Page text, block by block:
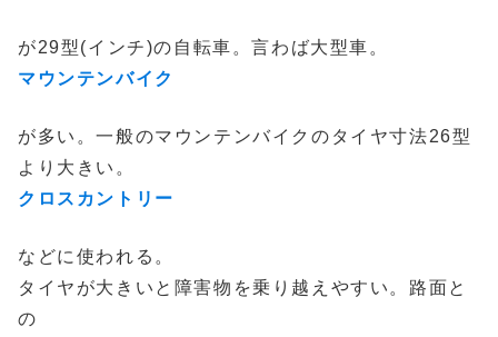
が29型(インチ)の自転車。言わば大型車。
マウンテンバイク
が多い。一般のマウンテンバイクのタイヤ寸法26型
より大きい。
クロスカントリー
などに使われる。
タイヤが大きいと障害物を乗り越えやすい。路面と
の